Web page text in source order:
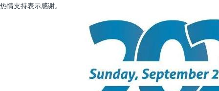
热情支持表示感谢。